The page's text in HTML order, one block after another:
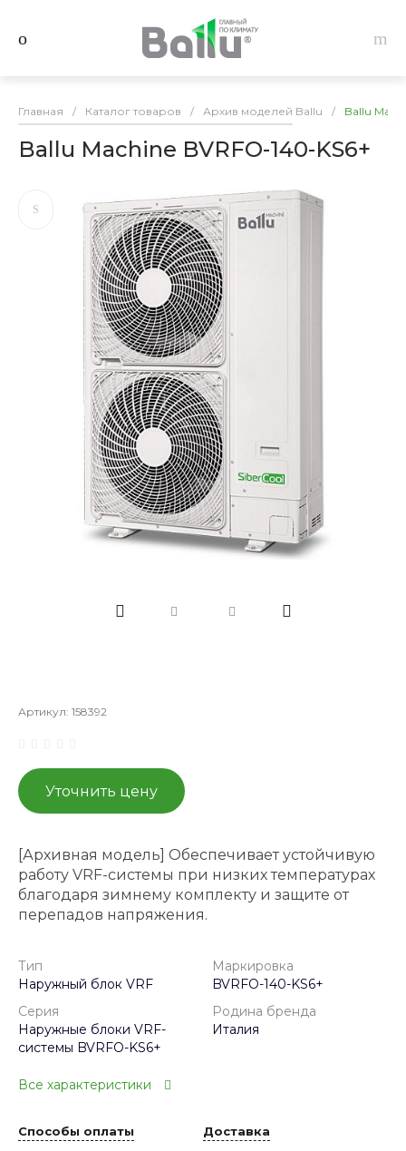
Главная / Каталог товаров / Архив моделей Ballu / Ballu
Ballu Machine BVRFO-140-KS6+
Артикул: 158392
Уточнить цену
[Архивная модель] Обеспечивает устойчивую
работу VRF-системы при низких температурах
благодаря зимнему комплекту и защите от
перепадов напряжения.
Тип
Наружный блок VRF
Маркировка
BVRFO-140-KS6+
Серия
Наружные блоки VRF-
системы BVRFO-KS6+
Родина бренда
Италия
Все характеристики
Способы оплаты Доставка